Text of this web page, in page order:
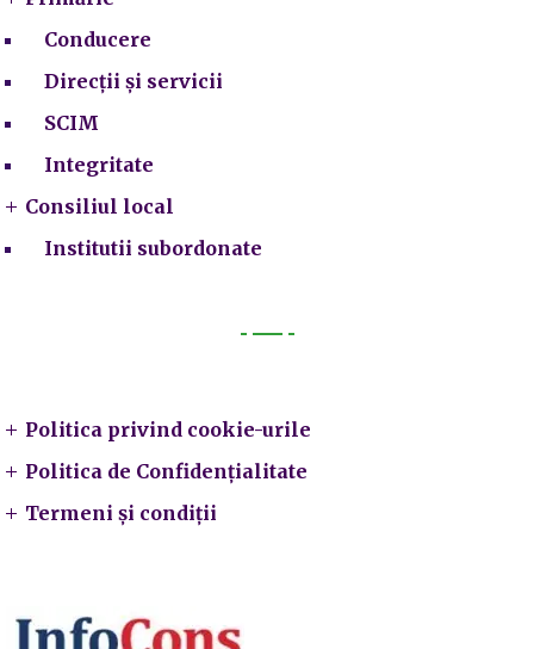
Conducere
Direcții și servicii
SCIM
Integritate
Consiliul local
Institutii subordonate
Politica privind cookie-urile
Politica de Confidențialitate
Termeni și condiții